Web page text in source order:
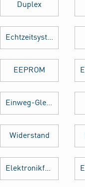
Duplex
Echtzeitsystem
EEPROM
Einweg-Gleichrichter
Widerstand
Elektronikfertigung